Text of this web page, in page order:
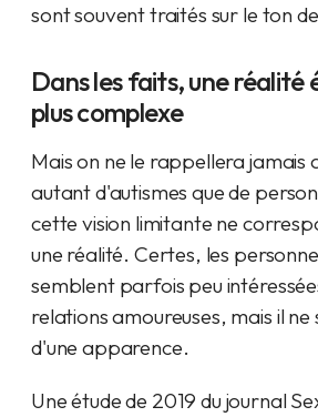
sont souvent traités sur le ton
Dans les faits, une réalité
plus complexe
Mais on ne le rappellera jamais
autant d'autismes que de
cette vision limitante ne
une réalité. Certes, les
semblent parfois peu
relations amoureuses, mais il ne
d'une apparence.
Une étude de 2019 du journal